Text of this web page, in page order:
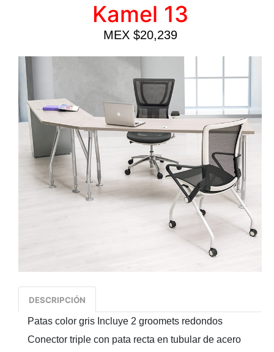
Kamel 13
MEX $20,239
DESCRIPCIÓN
Patas color gris Incluye 2 groomets redondos
Conector triple con pata recta en tubular de acero